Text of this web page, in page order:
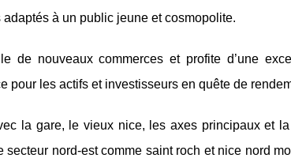
à un public jeune et cosmopolite.
de nouveaux commerces et profite d’une
pour les actifs et investisseurs en quête de
la gare, le vieux nice, les axes principaux et
nord-est comme saint roch et nice nord